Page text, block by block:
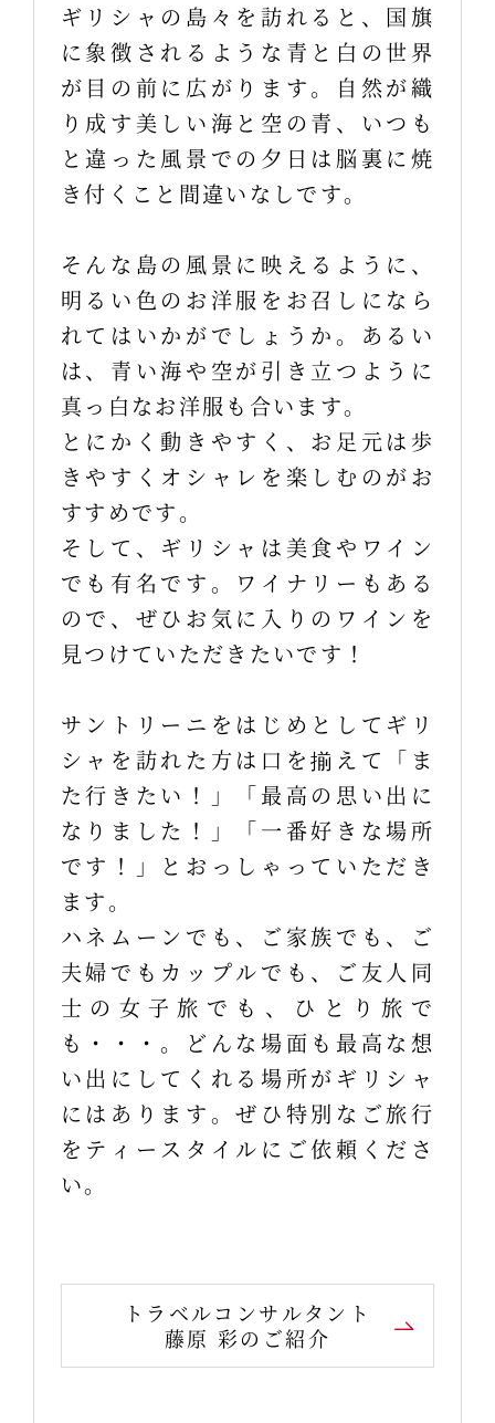
ギリシャの島々を訪れると、国旗
に象徴されるような青と白の世界
が目の前に広がります。自然が織
り成す美しい海と空の青、いつも
と違った風景での夕日は脳裏に焼
き付くこと間違いなしです。
そんな島の風景に映えるように、
明るい色のお洋服をお召しになら
れてはいかがでしょうか。あるい
は、青い海や空が引き立つように
真っ白なお洋服も合います。
とにかく動きやすく、お足元は歩
きやすくオシャレを楽しむのがお
すすめです。
そして、ギリシャは美食やワイン
でも有名です。ワイナリーもある
ので、ぜひお気に入りのワインを
見つけていただきたいです！
サントリーニをはじめとしてギリ
シャを訪れた方は口を揃えて「ま
た行きたい！」「最高の思い出に
なりました！」「一番好きな場所
です！」とおっしゃっていただき
ます。
ハネムーンでも、ご家族でも、ご
夫婦でもカップルでも、ご友人同
士の女子旅でも、ひとり旅で
も・・・。どんな場面も最高な想
い出にしてくれる場所がギリシャ
にはあります。ぜひ特別なご旅行
をティースタイルにご依頼くださ
い。
トラベルコンサルタント
藤原 彩のご紹介